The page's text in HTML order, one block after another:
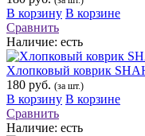
В корзину В корзине
Сравнить
Наличие: есть
Хлопковый коврик
180 руб. (за шт.)
В корзину В корзине
Сравнить
Наличие: есть